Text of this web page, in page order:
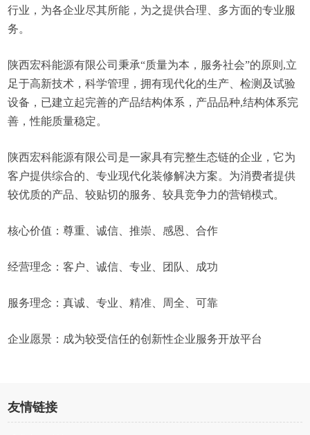
行业，为各企业尽其所能，为之提供合理、多方面的专业服
务。
陕西宏科能源有限公司秉承“质量为本，服务社会”的原则,立
足于高新技术，科学管理，拥有现代化的生产、检测及试验
设备，已建立起完善的产品结构体系，产品品种,结构体系完
善，性能质量稳定。
陕西宏科能源有限公司是一家具有完整生态链的企业，它为
客户提供综合的、专业现代化装修解决方案。为消费者提供
较优质的产品、较贴切的服务、较具竞争力的营销模式。
核心价值：尊重、诚信、推崇、感恩、合作
经营理念：客户、诚信、专业、团队、成功
服务理念：真诚、专业、精准、周全、可靠
企业愿景：成为较受信任的创新性企业服务开放平台
友情链接